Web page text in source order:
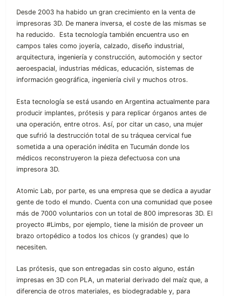
Desde 2003 ha habido un gran crecimiento en la venta de
impresoras 3D. De manera inversa, el coste de las mismas se
ha reducido. ​ Esta tecnología también encuentra uso en
campos tales como joyería, calzado, diseño industrial,
arquitectura, ingeniería y construcción, automoción y sector
aeroespacial, industrias médicas, educación, sistemas de
información geográfica, ingeniería civil y muchos otros.
Esta tecnología se está usando en Argentina actualmente para
producir implantes, prótesis y para replicar órganos antes de
una operación, entre otros. Así, por citar un caso, una mujer
que sufrió la destrucción total de su tráquea cervical fue
sometida a una operación inédita en Tucumán donde los
médicos reconstruyeron la pieza defectuosa con una
impresora 3D.
Atomic Lab, por parte, es una empresa que se dedica a ayudar
gente de todo el mundo. Cuenta con una comunidad que posee
más de 7000 voluntarios con un total de 800 impresoras 3D. El
proyecto #Limbs, por ejemplo, tiene la misión de proveer un
brazo ortopédico a todos los chicos (y grandes) que lo
necesiten.
Las prótesis, que son entregadas sin costo alguno, están
impresas en 3D con PLA, un material derivado del maíz que, a
diferencia de otros materiales, es biodegradable y, para